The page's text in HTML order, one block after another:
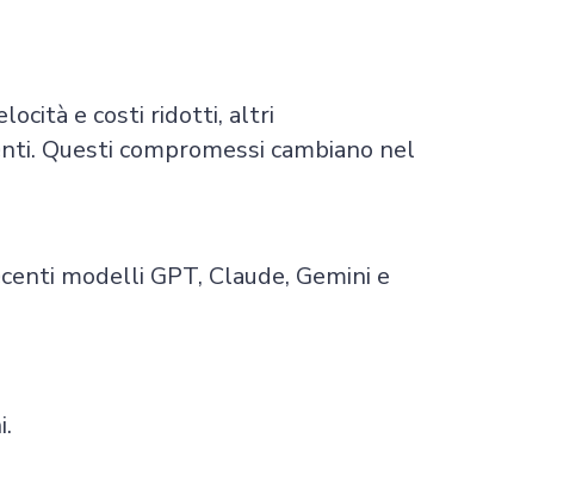
e costi ridotti, altri
Questi compromessi cambiano nel
modelli GPT, Claude, Gemini e